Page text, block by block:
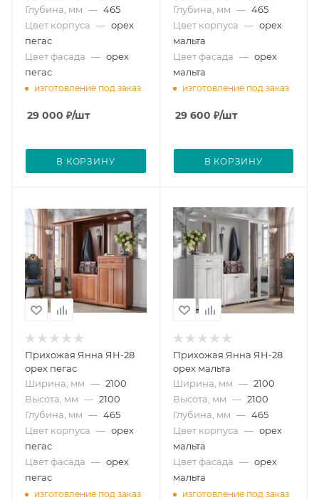
Глубина, мм — 465
Цвет корпуса — орех
пегас
Цвет фасада — орех
пегас
изготовление под заказ
29 000 ₽/шт
В КОРЗИНУ
Глубина, мм — 465
Цвет корпуса — орех
мальта
Цвет фасада — орех
мальта
изготовление под заказ
29 600 ₽/шт
В КОРЗИНУ
Прихожая Янна ЯН-28
орех пегас
Ширина, мм — 2100
Высота, мм — 2100
Глубина, мм — 465
Цвет корпуса — орех
пегас
Цвет фасада — орех
пегас
изготовление под заказ
Прихожая Янна ЯН-28
орех мальта
Ширина, мм — 2100
Высота, мм — 2100
Глубина, мм — 465
Цвет корпуса — орех
мальта
Цвет фасада — орех
мальта
изготовление под заказ